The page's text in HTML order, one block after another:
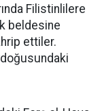
Filistinlilere
beldesine
ettiler.